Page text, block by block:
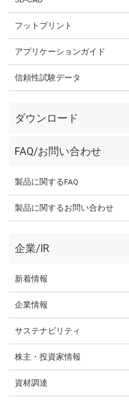
フットプリント
アプリケーションガイド
信頼性試験データ
ダウンロード
FAQ/お問い合わせ
製品に関するFAQ
製品に関するお問い合わせ
企業/IR
新着情報
企業情報
サステナビリティ
株主・投資家情報
資材調達